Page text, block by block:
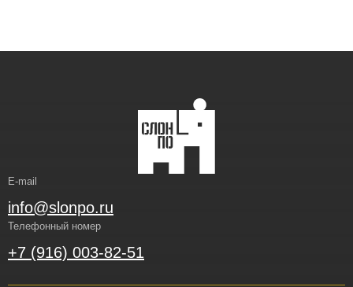
E-mail
info@slonpo.ru
Телефонный номер
+7 (916) 003-82-51